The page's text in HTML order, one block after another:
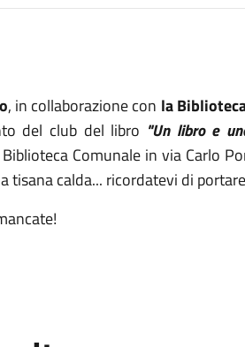
, in collaborazione con la
del club del libro "Un libro e
Comunale in via Carlo
tisana calda... ricordatevi di